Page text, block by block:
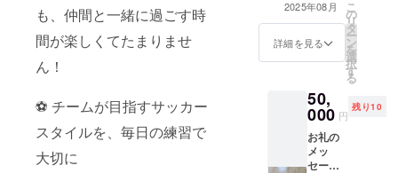
も、仲間と一緒に過ごす時
間が楽しくてたまりませ
ん！
⚽ チームが目指すサッカー
スタイルを、毎日の練習で
大切に
イズ: 21
㎝×115
㎝
般支援
者」と
ご記入
くださ
い。
ズ（衣
類）】
帝京長
岡サ
ポー
ターユ
は、備考欄に
「一般支援者」
とご記入くださ
い。
ターンは3,000円
のリターンと同
じ内容になりま
載ください
(OBOG、〇〇選
手保護者の知
人、〇〇選手の
ジュニアチーム
2025年08月
詳細を見る
こ
の
リ
タ
ー
ン
を
選
択
す
る
50,
000 円
残り10
お礼の
メッ
セージ